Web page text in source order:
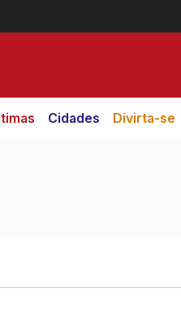
Cidades Divirta-se